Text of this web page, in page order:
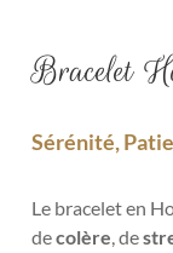
Bracelet
Sérénité,
Le bracelet en
decolère , de